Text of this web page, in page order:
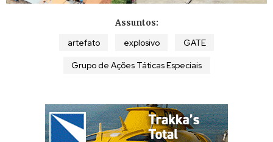
Assuntos:
artefato explosivo GATE
Grupo de Ações Táticas Especiais